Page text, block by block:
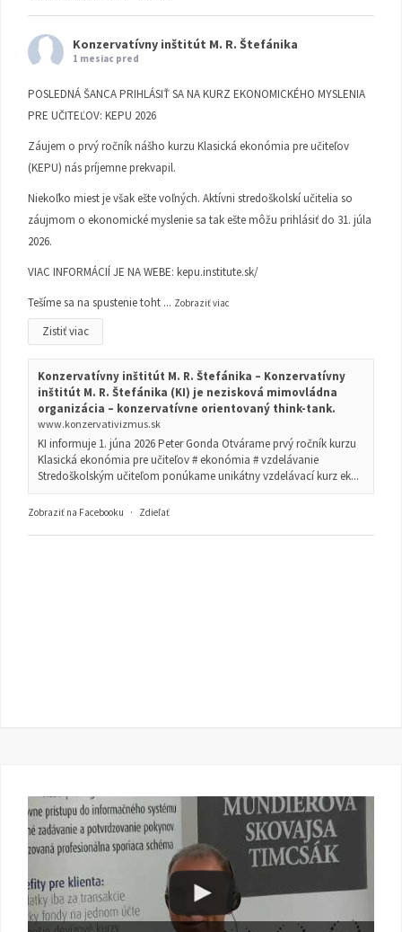
Konzervatívny inštitút M. R. Štefánika
1 mesiac pred
POSLEDNÁ ŠANCA PRIHLÁSIŤ SA NA KURZ EKONOMICKÉHO MYSLENIA
PRE UČITEĽOV: KEPU 2026
Záujem o prvý ročník nášho kurzu Klasická ekonómia pre učiteľov
(KEPU) nás príjemne prekvapil.
Niekoľko miest je však ešte voľných. Aktívni stredoškolskí učitelia so
záujmom o ekonomické myslenie sa tak ešte môžu prihlásiť do 31. júla
2026.
VIAC INFORMÁCIÍ JE NA WEBE: kepu.institute.sk/
Tešíme sa na spustenie toht ... Zobraziť viac
Zistiť viac
Konzervatívny inštitút M. R. Štefánika – Konzervatívny
inštitút M. R. Štefánika (KI) je nezisková mimovládna
organizácia – konzervatívne orientovaný think-tank.
www.konzervativizmus.sk
KI informuje 1. júna 2026 Peter Gonda Otvárame prvý ročník kurzu
Klasická ekonómia pre učiteľov # ekonómia # vzdelávanie
Stredoškolským učiteľom ponúkame unikátny vzdelávací kurz ek...
Zobraziť na Facebooku · Zdieľať